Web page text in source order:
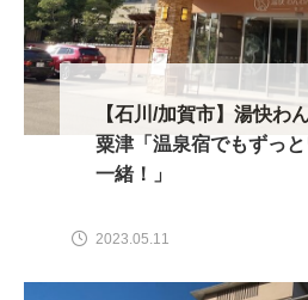
【石川/加賀市】湯快わ
粟津「温泉宿でもずっ
一緒！」
2023.05.11